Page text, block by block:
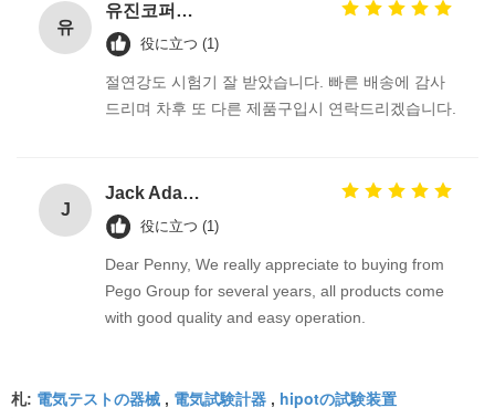
유
유진코퍼레이션에 황동익입니다.
役に立つ (1)
절연강도 시험기 잘 받았습니다. 빠른 배송에 감사
드리며 차후 또 다른 제품구입시 연락드리겠습니다.
J
Jack Adams
役に立つ (1)
Dear Penny, We really appreciate to buying from
Pego Group for several years, all products come
with good quality and easy operation.
札: 電気テストの器械 , 電気試験計器 , hipotの試験装置